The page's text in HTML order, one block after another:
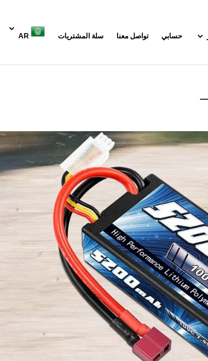
حسابي تواصل معنا سلة المشتريات AR